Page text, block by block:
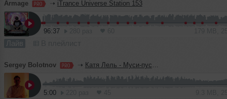
Armage ➝ iTrance Universe Station 153
96:37
Лайв
Sergey Bolotnov ➝ Катя Лель - Муси-пуси (Sergey Bolotnov Blend)
5:00